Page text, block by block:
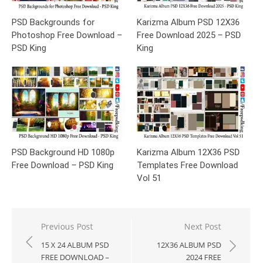
PSD Backgrounds for
Photoshop Free Download –
PSD King
Karizma Album PSD 12X36
Free Download 2025 – PSD
King
PSD Background HD 1080p
Free Download – PSD King
Karizma Album 12X36 PSD
Templates Free Download
Vol 51
Post
navigation
Previous Post
15 X 24 ALBUM PSD
FREE DOWNLOAD –
Next Post
12X36 ALBUM PSD
2024 FREE